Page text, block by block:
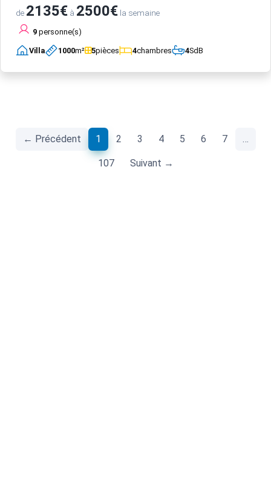
de 2135€ à 2500€ la semaine
9 personne(s)
Villa 1000m² 5pièces 4chambres 4SdB
← Précédent 1 (current)
2 3 4 5 6 7 …
107 Suivant →